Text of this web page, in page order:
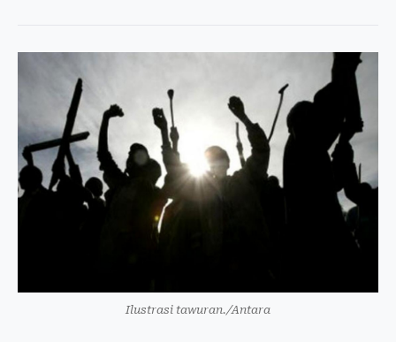
Ilustrasi tawuran./Antara